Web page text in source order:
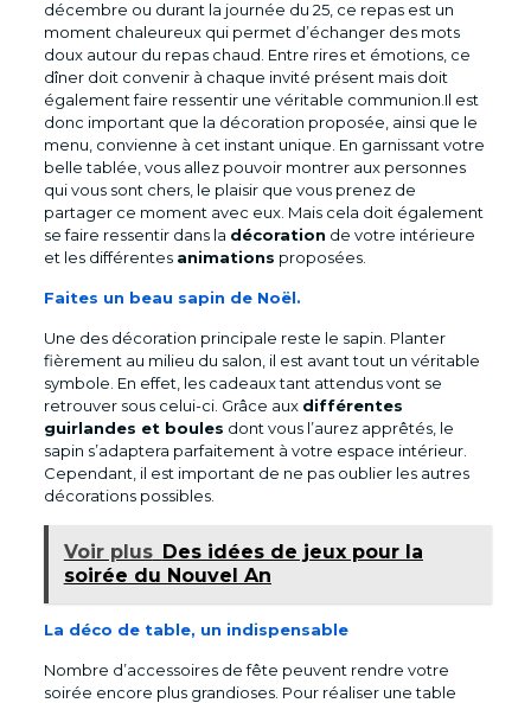
décembre ou durant la journée du 25, ce repas est un
moment chaleureux qui permet d’échanger des mots
doux autour du repas chaud. Entre rires et émotions, ce
dîner doit convenir à chaque invité présent mais doit
également faire ressentir une véritable communion.Il est
donc important que la décoration proposée, ainsi que le
menu, convienne à cet instant unique. En garnissant votre
belle tablée, vous allez pouvoir montrer aux personnes
qui vous sont chers, le plaisir que vous prenez de
partager ce moment avec eux. Mais cela doit également
se faire ressentir dans la décoration de votre intérieure
et les différentes animations proposées.
Faites un beau sapin de Noël.
Une des décoration principale reste le sapin. Planter
fièrement au milieu du salon, il est avant tout un véritable
symbole. En effet, les cadeaux tant attendus vont se
retrouver sous celui-ci. Grâce aux différentes
guirlandes et boules dont vous l’aurez apprêtés, le
sapin s’adaptera parfaitement à votre espace intérieur.
Cependant, il est important de ne pas oublier les autres
décorations possibles.
Voir plus Des idées de jeux pour la
soirée du Nouvel An
La déco de table, un indispensable
Nombre d’accessoires de fête peuvent rendre votre
soirée encore plus grandioses. Pour réaliser une table